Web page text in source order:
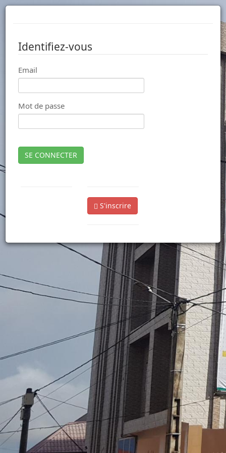
Identifiez-vous
Email
Mot de passe
SE CONNECTER
S'inscrire